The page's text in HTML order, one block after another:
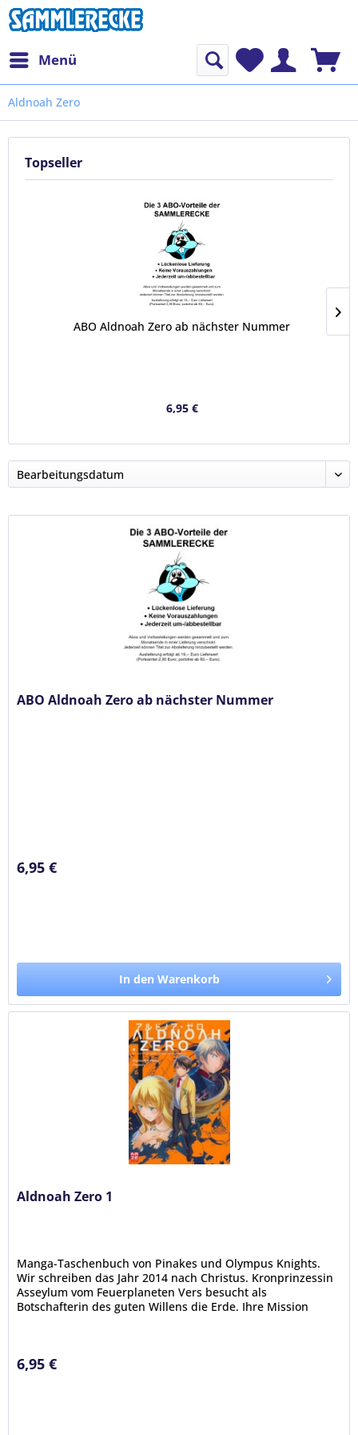
Menü
Aldnoah Zero
Topseller
ABO Aldnoah Zero ab nächster Nummer
6,95 €
ABO Aldnoah Zero ab nächster Nummer
6,95 €
In den Warenkorb
Aldnoah Zero 1
Manga-Taschenbuch von Pinakes und Olympus Knights.
Wir schreiben das Jahr 2014 nach Christus. Kronprinzessin
Asseylum vom Feuerplaneten Vers besucht als
Botschafterin des guten Willens die Erde. Ihre Mission
6,95 €